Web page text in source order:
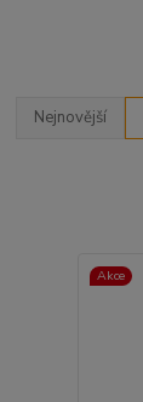
Nejnovější
Akce